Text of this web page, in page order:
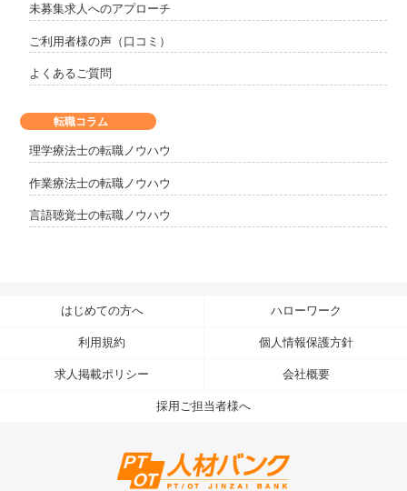
未募集求人へのアプローチ
ご利用者様の声（口コミ）
よくあるご質問
転職コラム
理学療法士の転職ノウハウ
作業療法士の転職ノウハウ
言語聴覚士の転職ノウハウ
はじめての方へ ハローワーク
利用規約 個人情報保護方針
求人掲載ポリシー 会社概要
採用ご担当者様へ